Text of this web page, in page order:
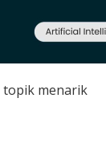
menarik